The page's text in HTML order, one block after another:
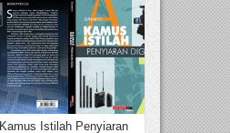
Kamus Istilah Penyiaran